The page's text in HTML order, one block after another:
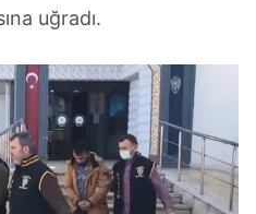
uğradı.